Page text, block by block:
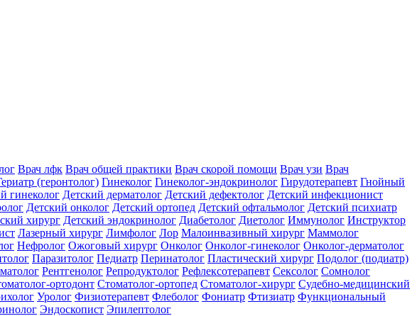
Врач лфк Врач общей практики Врач скорой помощи Врач узи Врач
(геронтолог) Гинеколог Гинеколог-эндокринолог Гирудотерапевт Гнойный
гинеколог Детский дерматолог Детский дефектолог Детский инфекционист
Детский онколог Детский ортопед Детский офтальмолог Детский психиатр
хирург Детский эндокринолог Диабетолог Диетолог Иммунолог Инструктор
Лазерный хирург Лимфолог Лор Малоинвазивный хирург Маммолог
Нефролог Ожоговый хирург Онколог Онколог-гинеколог Онколог-дерматолог
Паразитолог Педиатр Перинатолог Пластический хирург Подолог (подиатр)
Рентгенолог Репродуктолог Рефлексотерапевт Сексолог Сомнолог
ортодонт Стоматолог-ортопед Стоматолог-хирург Судебно-медицинский
Уролог Физиотерапевт Флеболог Фониатр Фтизиатр Функциональный
Эндоскопист Эпилептолог